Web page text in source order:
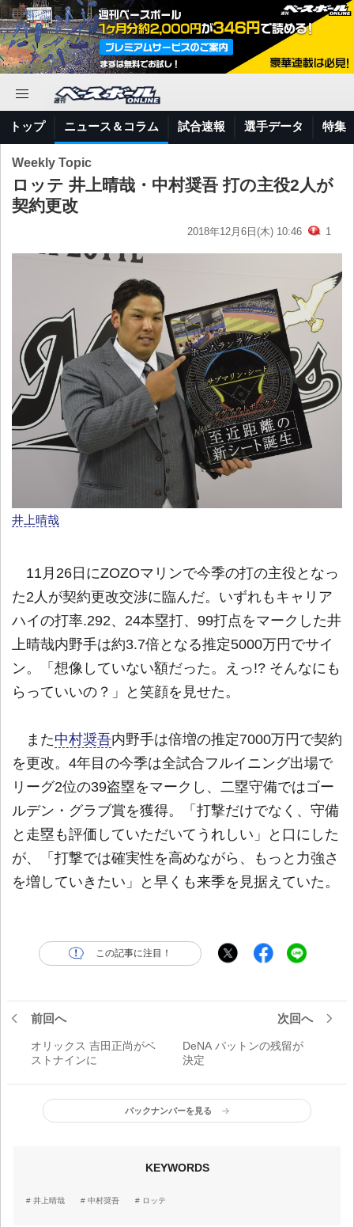
トップ ニュース＆コラム 試合速報 選手データ 特集
Weekly Topic
ロッテ 井上晴哉・中村奨吾 打の主役2人が
契約更改
2018年12月6日(木) 10:46 1
井上晴哉
11月26日にZOZOマリンで今季の打の主役となっ
た2人が契約更改交渉に臨んだ。いずれもキャリア
ハイの打率.292、24本塁打、99打点をマークした井
上晴哉内野手は約3.7倍となる推定5000万円でサイ
ン。「想像していない額だった。えっ!? そんなにも
らっていいの？」と笑顔を見せた。
また中村奨吾内野手は倍増の推定7000万円で契約
を更改。4年目の今季は全試合フルイニング出場で
リーグ2位の39盗塁をマークし、二塁守備ではゴー
ルデン・グラブ賞を獲得。「打撃だけでなく、守備
と走塁も評価していただいてうれしい」と口にした
が、「打撃では確実性を高めながら、もっと力強さ
を増していきたい」と早くも来季を見据えていた。
この記事に注目！
前回へ
オリックス 吉田正尚がベ
ストナインに
次回へ
DeNA パットンの残留が
決定
バックナンバーを見る
KEYWORDS
井上晴哉 中村奨吾 ロッテ